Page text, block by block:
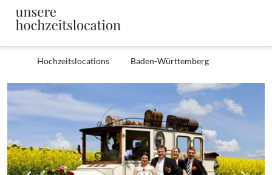
Hochzeitslocations Baden-Württemberg